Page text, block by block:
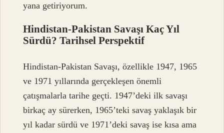
yana getiriyorum.
Hindistan-Pakistan Savaşı Kaç Yıl
Sürdü? Tarihsel Perspektif
Hindistan-Pakistan Savaşı, özellikle 1947, 1965
ve 1971 yıllarında gerçekleşen önemli
çatışmalarla tarihe geçti. 1947’deki ilk savaşı
birkaç ay sürerken, 1965’teki savaş yaklaşık bir
yıl kadar sürdü ve 1971’deki savaş ise kısa ama